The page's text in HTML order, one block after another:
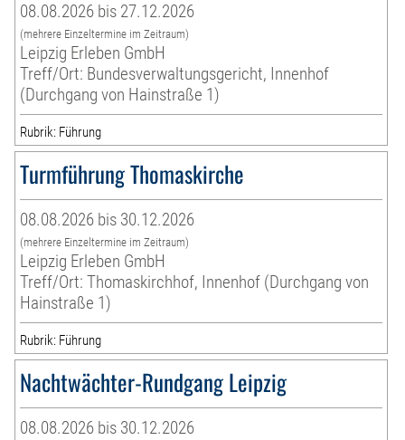
08.08.2026 bis 27.12.2026
(mehrere Einzeltermine im Zeitraum)
Leipzig Erleben GmbH
Treff/Ort: Bundesverwaltungsgericht, Innenhof
(Durchgang von Hainstraße 1)
Rubrik: Führung
Turmführung Thomaskirche
08.08.2026 bis 30.12.2026
(mehrere Einzeltermine im Zeitraum)
Leipzig Erleben GmbH
Treff/Ort: Thomaskirchhof, Innenhof (Durchgang von
Hainstraße 1)
Rubrik: Führung
Nachtwächter-Rundgang Leipzig
08.08.2026 bis 30.12.2026